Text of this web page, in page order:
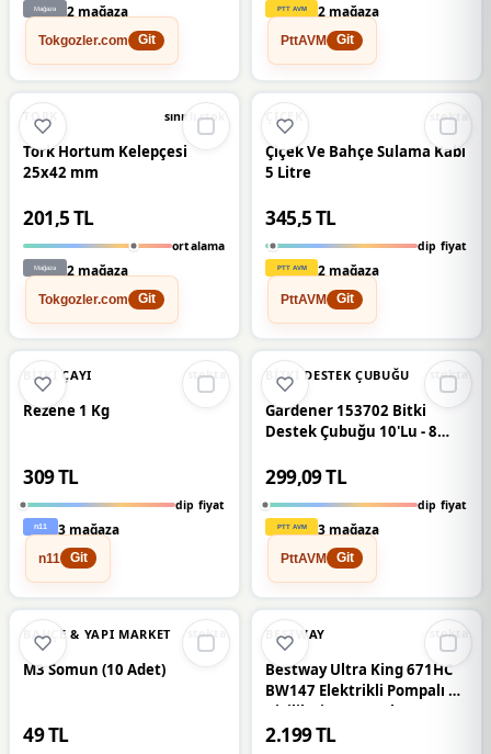
2 mağaza
Tokgozler.com Git
2 mağaza
PttAVM Git
%23 DÜŞTÜ
TORK sınırlı stok
Tork Hortum Kelepçesi
25x42 mm
201,5 TL
ortalama
2 mağaza
Tokgozler.com Git
%24 DÜŞTÜ
ÇIÇEK stokta
Çiçek Ve Bahçe Sulama Kabı
5 Litre
345,5 TL
dip fiyat
2 mağaza
PttAVM Git
%36 %36 DÜŞTÜ
BITKI ÇAYI stokta
Rezene 1 Kg
309 TL
dip fiyat
3 mağaza
n11 Git
%32 🔥%32 DÜŞTÜ
BITKI DESTEK ÇUBUĞU stokta
Gardener 153702 Bitki
Destek Çubuğu 10'Lu - 8
299,09 TL
dip fiyat
3 mağaza
PttAVM Git
%56 🔥%56 DÜŞTÜ
BAHÇE & YAPI MARKET stokta
M3 Somun (10 Adet)
49 TL
%26 %26 DÜŞTÜ
BESTWAY stokta
Bestway Ultra King 671HC
BW147 Elektrikli Pompalı 3
Kişilik Şişme Yatak
2.199 TL